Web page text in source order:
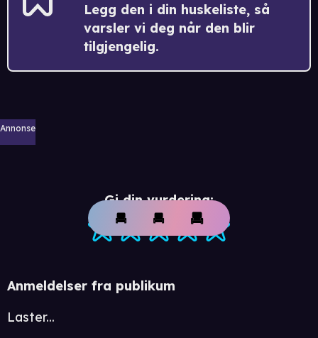
Legg den i din huskeliste, så
varsler vi deg når den blir
tilgjengelig.
Annonse
Gi din vurdering:
Anmeldelser fra publikum
Laster...